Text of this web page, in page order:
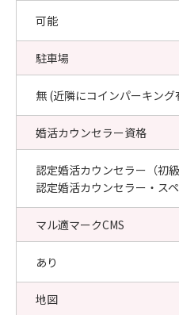
可能
駐車場
無 (近隣にコインパーキング
婚活カウンセラー資格
認定婚活カウンセラー（初級
認定婚活カウンセラー・ス
マル適マークCMS
あり
地図